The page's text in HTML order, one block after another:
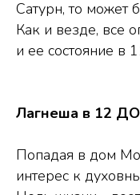
Сатурн, то может
Как и везде, все
и ее состояние в
Лагнеша в 12
Попадая в дом
интерес к